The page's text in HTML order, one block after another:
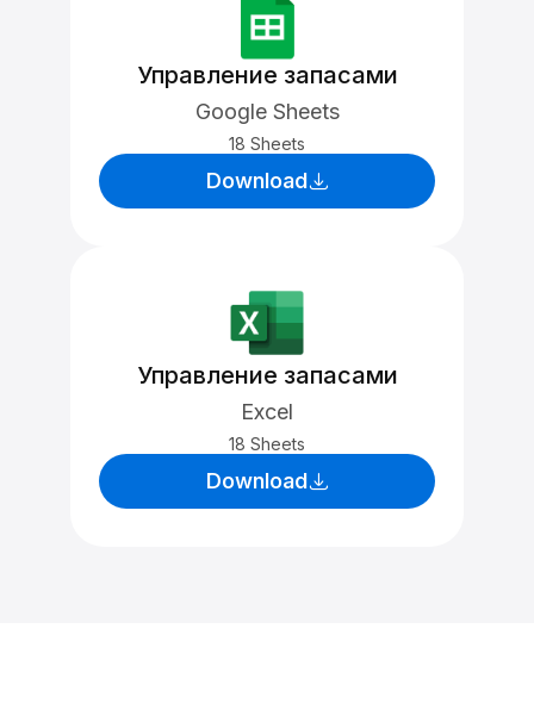
Управление запасами
Google Sheets
18 Sheets
Download
Управление запасами
Excel
18 Sheets
Download